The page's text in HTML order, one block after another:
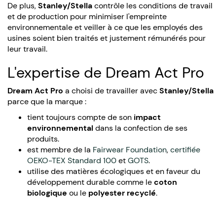
De plus,Stanley/Stellacontrôle les conditions de travail
et de production pour minimiser l'empreinte
environnementale et veiller à ce que les employés des
usines soient bien traités et justement rémunérés pour
leur travail.
L'expertise de Dream Act Pro
Dream Act Pro a choisi de travailler avecStanley/Stella
parce que la marque :
tient toujours compte de son impact
environnementaldans la confection de ses
produits.
est membre de la Fairwear Foundation,certifiée
OEKO-TEX Standard 100etGOTS.
utilise des matières écologiques et en faveur du
développement durable comme lecoton
biologique ou le polyester recyclé.